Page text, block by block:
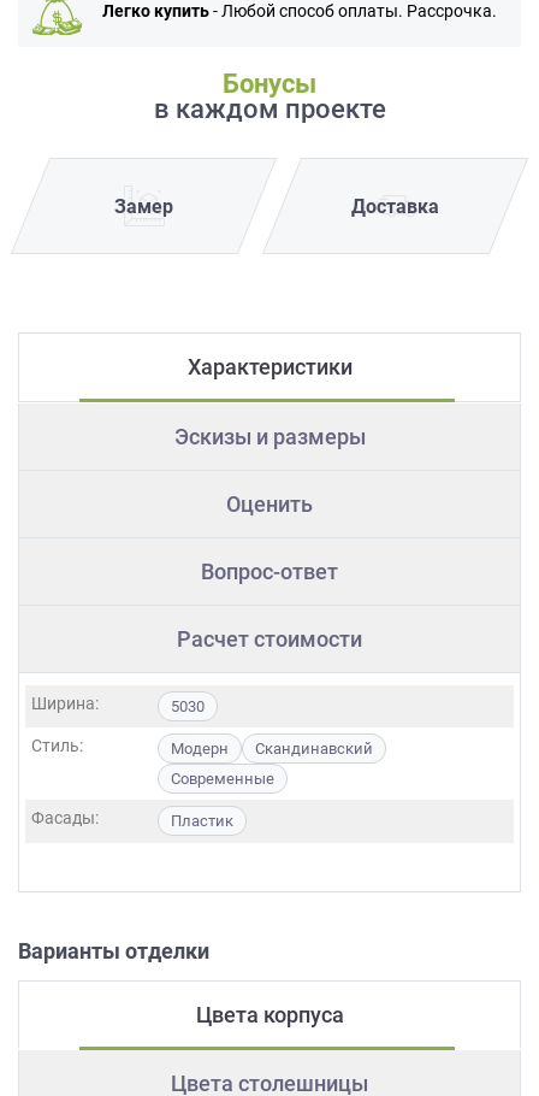
Легко купить- Любой способ оплаты. Рассрочка.
Бонусы
в каждом проекте
Замер Доставка
Характеристики
Эскизы и размеры
Оценить
Вопрос-ответ
Расчет стоимости
Ширина: 5030
Стиль: Модерн
Скандинавский
Современные
Фасады: Пластик
Варианты отделки
Цвета корпуса
Цвета столешницы